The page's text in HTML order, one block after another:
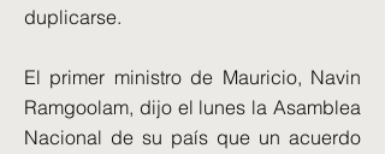
duplicarse.
El primer ministro de Mauricio, Navin
Ramgoolam, dijo el lunes la Asamblea
Nacional de su país que un acuerdo